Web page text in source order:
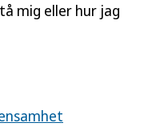
mig eller hur jag